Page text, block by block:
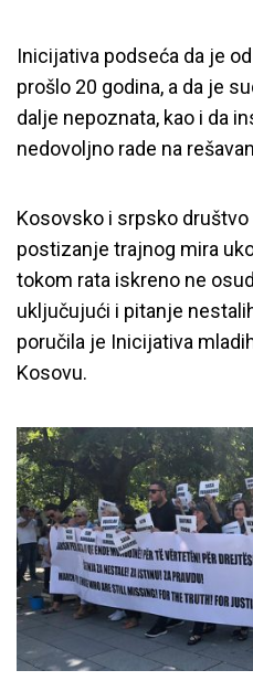
Inicijativa podseća da je
prošlo 20 godina, a da je
dalje nepoznata, kao i da
nedovoljno rade na
Kosovsko i srpsko
postizanje trajnog mira
tokom rata iskreno ne
uključujući i pitanje
poručila je Inicijativa
Kosovu.